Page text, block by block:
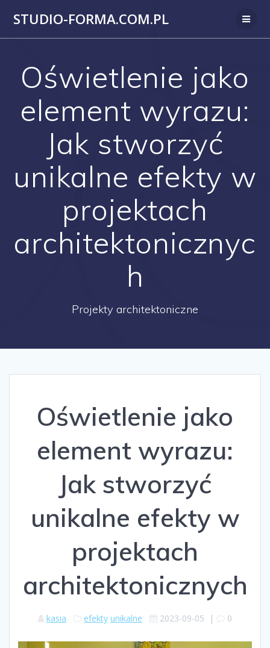
do
STUDIO-FORMA.COM.PL
Oświetlenie jako
element wyrazu:
Jak stworzyć
unikalne efekty w
projektach
architektonicznyc
h
Projekty architektoniczne
Oświetlenie jako
element wyrazu:
Jak stworzyć
unikalne efekty w
projektach
architektonicznych
kasia efekty unikalne 2023-09-05 | 0